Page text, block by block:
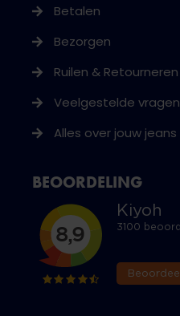
Betalen
Bezorgen
Ruilen & Retourneren
Veelgestelde vragen
Alles over jouw jeans
BEOORDELING